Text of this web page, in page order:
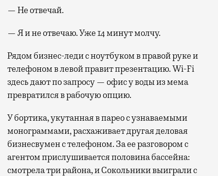
— Не отвечай.
— Я и не отвечаю. Уже 14 минут молчу.
Рядом бизнес-леди с ноутбуком в правой руке и
телефоном в левой правит презентацию. Wi-Fi
здесь дают по запросу — офис у воды из мема
превратился в рабочую опцию.
У бортика, укутанная в парео с узнаваемыми
монограммами, расхаживает другая деловая
бизнесвумен с телефоном. За ее разговором с
агентом прислушивается половина бассейна:
смотрела три района, и Сокольники выиграли с